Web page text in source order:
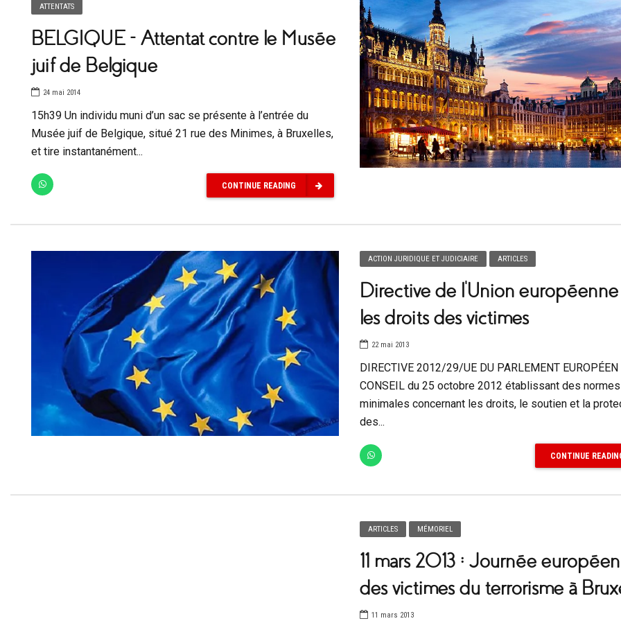
ATTENTATS
BELGIQUE – Attentat contre le Musée
juif de Belgique
24 mai 2014
15h39 Un individu muni d’un sac se présente à l’entrée du
Musée juif de Belgique, situé 21 rue des Minimes, à Bruxelles,
et tire instantanément...
CONTINUE READING
ACTION JURIDIQUE ET JUDICIAIRE ARTICLES
Directive de l’Union
les droits des victimes
22 mai 2013
DIRECTIVE 2012/29/UE DU PARLEMENT EUROPÉEN
CONSEIL du 25 octobre 2012 établissant des normes
minimales concernant les droits, le soutien et la
des...
CONTINUE
ARTICLES MÉMORIEL
11 mars 2013 : Journée
des victimes du terrorisme à
11 mars 2013